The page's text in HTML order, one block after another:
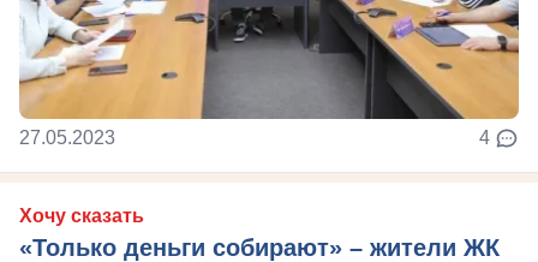
27.05.2023 4
Хочу сказать
«Только деньги собирают» – жители ЖК